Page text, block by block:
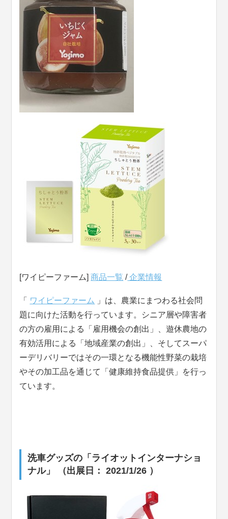
[ワイピーファーム]商品一覧 /企業情報
「 ワイピーファーム
」は、農業にまつわる社会問
題に向けた活動を行っています。シニア層や障害者
の方の雇用による「雇用機会の創出」、遊休農地の
有効活用による「地域産業の創出」、そしてスーパ
ーデリバリーではその一環となる機能性野菜の栽培
やその加工品を通じて「健康維持食品提供」を行っ
ています。
洗車グッズの「ライオットインターナショ
ナル」 （出展日： 2021/1/26 ）